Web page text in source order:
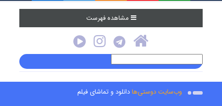
مشاهده فهرست
وب‌سایت دوستی‌هادانلود و تماشای فیلم